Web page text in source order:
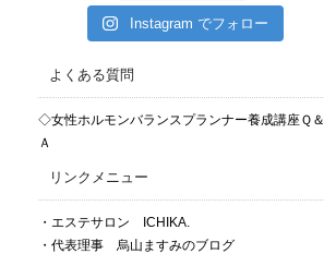
Instagram でフォロー
よくある質問
◇女性ホルモンバランスプランナー養成講座Ｑ＆
Ａ
リンクメニュー
・エステサロン ICHIKA.
・代表理事 烏山ますみのブログ